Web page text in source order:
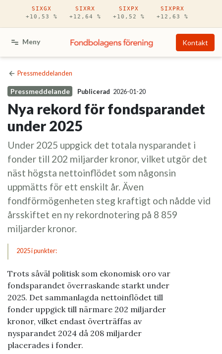
Hoppa till huvudinnehåll
SIXGX
+10,53 %
SIXRX
+12,64 %
SIXPX
+10,52 %
SIXPRX
+12,63 %
Meny Kontakt
Pressmeddelanden
Pressmeddelande Publicerad 2026-01-20
Nya rekord för fondsparandet
under 2025
Under 2025 uppgick det totala nysparandet i
fonder till 202 miljarder kronor, vilket utgör det
näst högsta nettoinflödet som någonsin
uppmätts för ett enskilt år. Även
fondförmögenheten steg kraftigt och nådde vid
årsskiftet en ny rekordnotering på 8 859
miljarder kronor.
2025 i punkter:
Trots såväl politisk som ekonomisk oro var
fondsparandet överraskande starkt under
2025. Det sammanlagda nettoinflödet till
fonder uppgick till närmare 202 miljarder
kronor, vilket endast överträffas av
nysparandet 2024 då 208 miljarder
placerades i fonder.